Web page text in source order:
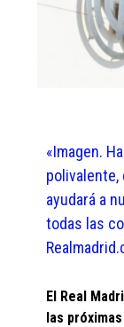
«Imagen.
ayudará a
todas las
El Real
las